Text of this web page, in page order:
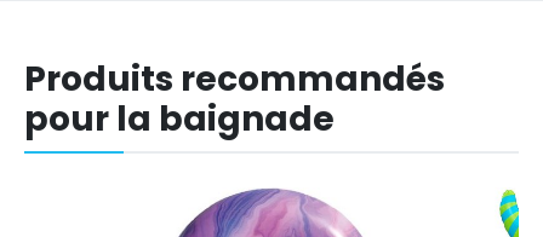
Produits recommandés
pour la baignade